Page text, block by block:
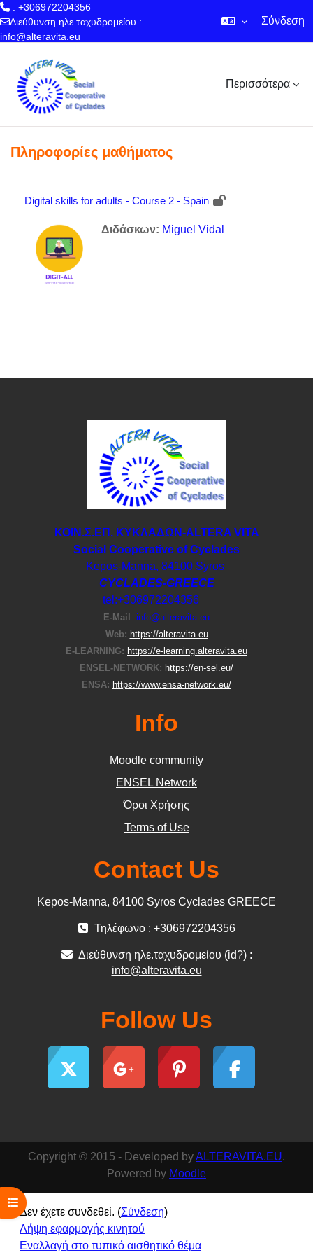
: +306972204356
Διεύθυνση ηλε.ταχυδρομείου :
info@alteravita.eu
Σύνδεση
Περισσότερα
Άνοιγμα ευρετηρίου μαθήματος
Πληροφορίες μαθήματος
Digital skills for adults - Course 2 - Spain
Διδάσκων: Miguel Vidal
ΚΟΙΝ.Σ.ΕΠ. ΚΥΚΛΑΔΩΝ-ΑLTERA VITA
Social Cooperative of Cyclades
Kepos-Manna, 84100 Syros
CYCLADES-GREECE
tel:+306972204356
E-Μail : info@alteravita.eu
Web: https://alteravita.eu
E-LEARNING: https://e-learning.alteravita.eu
ENSEL-NETWORK: https://en-sel.eu/
ENSA: https://www.ensa-network.eu/
Info
Moodle community
ΕΝSEL Network
Όροι Χρήσης
Terms of Use
Contact Us
Kepos-Manna, 84100 Syros Cyclades GREECE
Τηλέφωνο : +306972204356
Διεύθυνση ηλε.ταχυδρομείου (id?) :
info@alteravita.eu
Follow Us
Copyright © 2015 - Developed byALTERAVITA.EU.
Powered by Moodle
Δεν έχετε συνδεθεί. (Σύνδεση)
Λήψη εφαρμογής κινητού
Εναλλαγή στο τυπικό αισθητικό θέμα